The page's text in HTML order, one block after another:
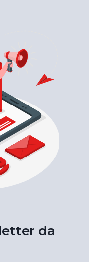
da